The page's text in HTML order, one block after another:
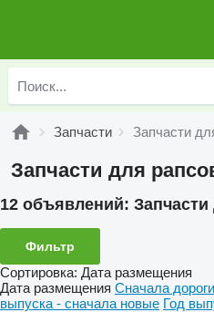
Запчасти Запчасти
Запчасти для
12 объявлений:
Фильтр
Сортировка: Дата размещения
Дата размещения Сначала
выпуска - сначала новые Год